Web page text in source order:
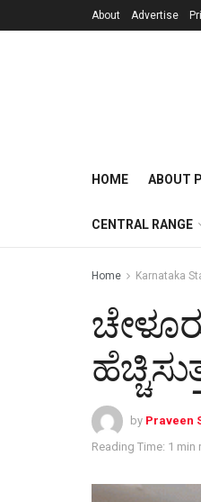
About Advertise
HOME ABOUT
CENTRAL RANGE
Home Karnataka
by Praveen
Reading Time: 1 min